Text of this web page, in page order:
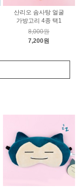
산리오 솜사탕 얼굴
가방고리 4종 택1
8,000원
7,200원